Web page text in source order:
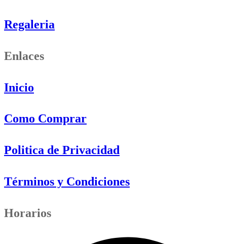
Regaleria
Enlaces
Inicio
Como Comprar
Politica de Privacidad
Términos y Condiciones
Horarios